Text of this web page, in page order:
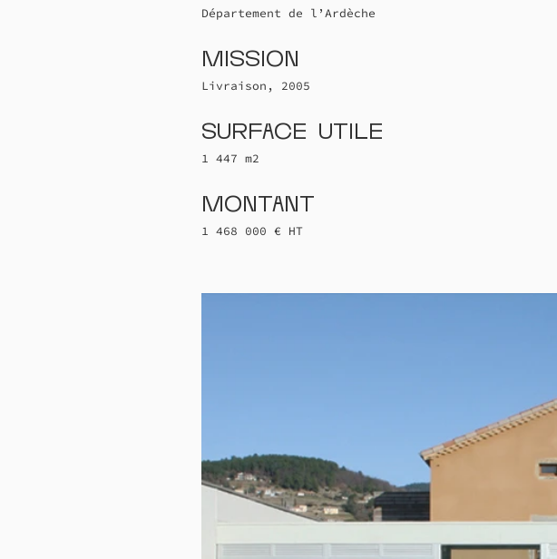
Département de l’Ardèche
Mission
Livraison, 2005
Surface utile
1 447 m2
Montant
1 468 000 € HT